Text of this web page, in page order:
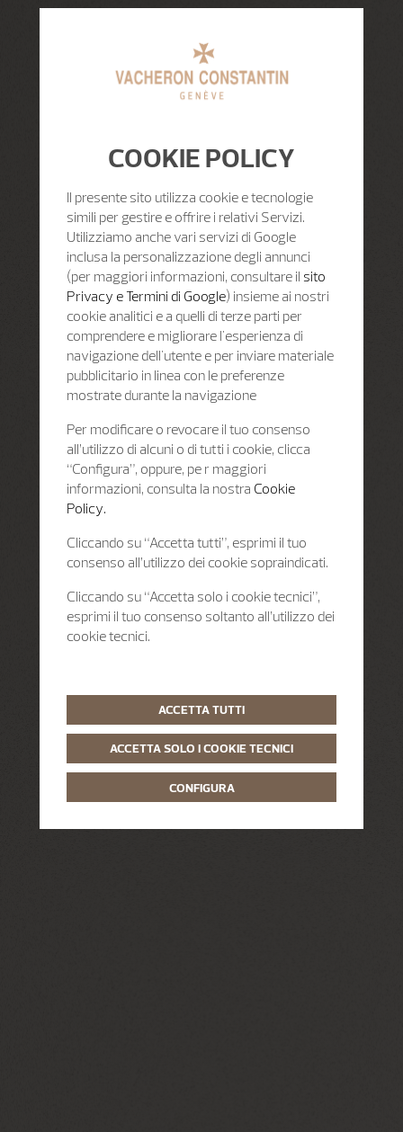
COOKIE POLICY
Il presente sito utilizza cookie e tecnologie
simili per gestire e offrire i relativi Servizi.
Utilizziamo anche vari servizi di Google
inclusa la personalizzazione degli annunci
(per maggiori informazioni, consultare il sito
Privacy e Termini di Google) insieme ai nostri
cookie analitici e a quelli di terze parti per
comprendere e migliorare l'esperienza di
navigazione dell'utente e per inviare materiale
pubblicitario in linea con le preferenze
mostrate durante la navigazione
Per modificare o revocare il tuo consenso
all’utilizzo di alcuni o di tutti i cookie, clicca
“Configura”, oppure, pe r maggiori
informazioni, consulta la nostra Cookie
Policy.
Cliccando su “Accetta tutti”, esprimi il tuo
consenso all’utilizzo dei cookie sopraindicati.
Cliccando su “Accetta solo i cookie tecnici”,
esprimi il tuo consenso soltanto all’utilizzo dei
cookie tecnici.
ACCETTA TUTTI
ACCETTA SOLO I COOKIE TECNICI
CONFIGURA